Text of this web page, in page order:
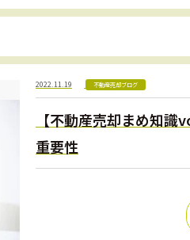
2022.11.19 不動産売却ブログ
【不動産売却まめ知
重要性